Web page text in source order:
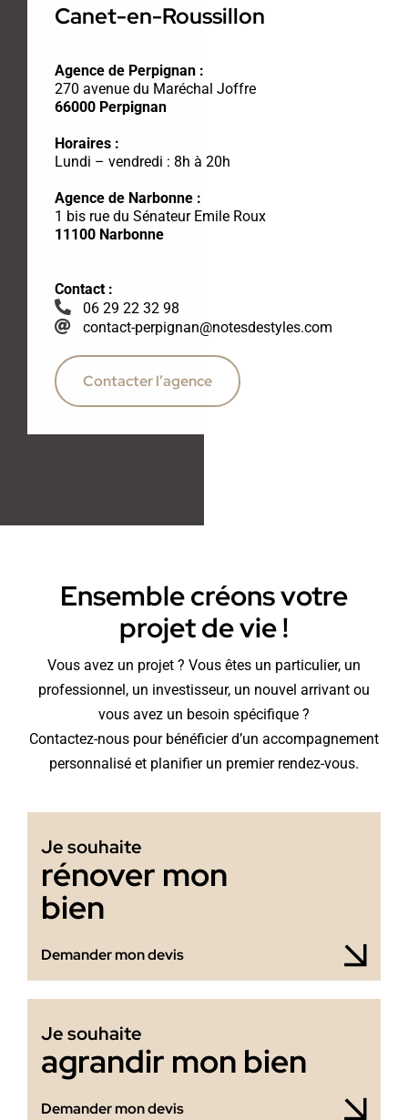
Canet-en-Roussillon
Agence de Perpignan :
270 avenue du Maréchal Joffre
66000 Perpignan
Horaires :
Lundi – vendredi : 8h à 20h
Agence de Narbonne :
1 bis rue du Sénateur Emile Roux
11100 Narbonne
Contact :
06 29 22 32 98
contact-perpignan@notesdestyles.com
Contacter l’agence
Ensemble créons votre
projet de vie !
Vous avez un projet ? Vous êtes un particulier, un
professionnel, un investisseur, un nouvel arrivant ou
vous avez un besoin spécifique ?
Contactez-nous pour bénéficier d’un accompagnement
personnalisé et planifier un premier rendez-vous.
Je souhaite
rénover mon
bien
Demander mon devis
Je souhaite
agrandir mon bien
Demander mon devis